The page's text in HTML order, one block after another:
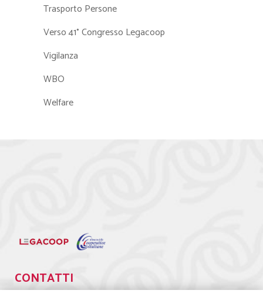
Trasporto Persone
Verso 41° Congresso Legacoop
Vigilanza
WBO
Welfare
CONTATTI